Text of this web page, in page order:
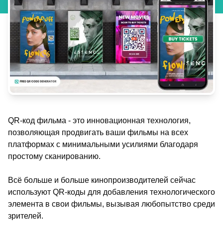
QR-код фильма - это инновационная технология,
позволяющая продвигать ваши фильмы на всех
платформах с минимальными усилиями благодаря
простому сканированию.
Всё больше и больше кинопроизводителей сейчас
используют QR-коды для добавления технологического
элемента в свои фильмы, вызывая любопытство среди
зрителей.